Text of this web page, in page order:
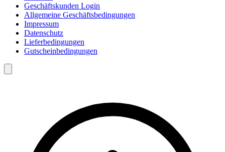
Geschäftskunden Login
Allgemeine Geschäftsbedingungen
Impressum
Datenschutz
Lieferbedingungen
Gutscheinbedingungen